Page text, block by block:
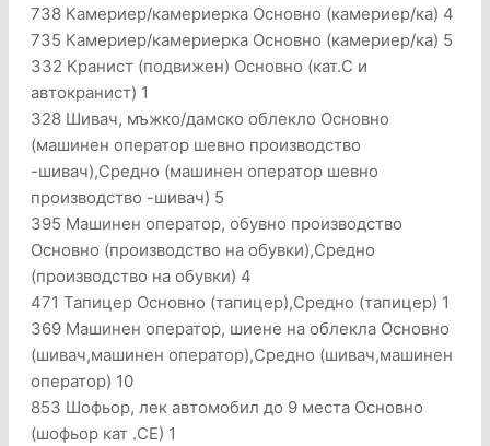
738 Камериер/камериерка Основно (камериер/ка) 4
735 Камериер/камериерка Основно (камериер/ка) 5
332 Кранист (подвижен) Основно (кат.С и
автокранист) 1
328 Шивач, мъжко/дамско облекло Основно
(машинен оператор шевно производство
-шивач),Средно (машинен оператор шевно
производство -шивач) 5
395 Машинен оператор, обувно производство
Основно (производство на обувки),Средно
(производство на обувки) 4
471 Тапицер Основно (тапицер),Средно (тапицер) 1
369 Машинен оператор, шиене на облекла Основно
(шивач,машинен оператор),Средно (шивач,машинен
оператор) 10
853 Шофьор, лек автомобил до 9 места Основно
(шофьор кат .CЕ) 1